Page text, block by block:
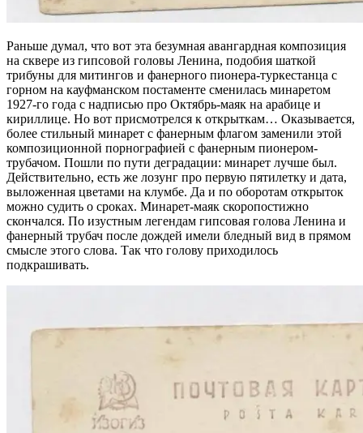
Раньше думал, что вот эта безумная авангардная композиция
на сквере из гипсовой головы Ленина, подобия шаткой
трибуны для митингов и фанерного пионера-туркестанца с
горном на кауфманском постаменте сменилась минаретом
1927-го года с надписью про Октябрь-маяк на арабице и
кириллице. Но вот присмотрелся к открыткам… Оказывается,
более стильный минарет с фанерным флагом заменили этой
композиционной порнографией с фанерным пионером-
трубачом. Пошли по пути деградации: минарет лучше был.
Действительно, есть же лозунг про первую пятилетку и дата,
выложенная цветами на клумбе. Да и по оборотам открыток
можно судить о сроках. Минарет-маяк скоропостижно
скончался. По изустным легендам гипсовая голова Ленина и
фанерный трубач после дождей имели бледный вид в прямом
смысле этого слова. Так что голову приходилось
подкрашивать.